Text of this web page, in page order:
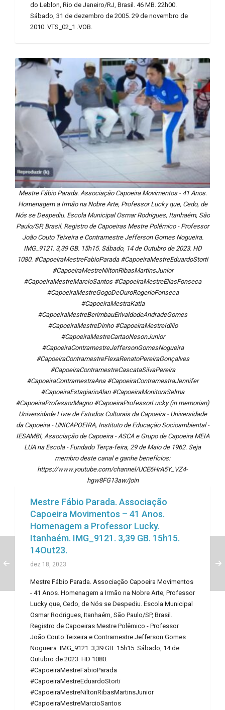
do Leblon, Rio de Janeiro/RJ, Brasil. 46 MB. 22h00.
Sábado, 31 de dezembro de 2005. 29 de novembro de
2010. VTS_02_1 .VOB.
Mestre Fábio Parada. Associação Capoeira Movimentos - 41 Anos.
Homenagem a Irmão na Nobre Arte, Professor Lucky que, Cedo, de
Nós se Despediu. Escola Municipal Osmar Rodrigues, Itanhaém, São
Paulo/SP, Brasil. Registro de Capoeiras Mestre Polêmico - Professor
João Couto Teixeira e Contramestre Jefferson Gomes Nogueira.
IMG_9121. 3,39 GB. 15h15. Sábado, 14 de Outubro de 2023. HD
1080. #CapoeiraMestreFabioParada #CapoeiraMestreEduardoStorti
#CapoeiraMestreNiltonRibasMartinsJunior
#CapoeiraMestreMarcioSantos #CapoeiraMestreEliasFonseca
#CapoeiraMestreGogoDeOuroRogerioFonseca
#CapoeiraMestraKatia
#CapoeiraMestreBerimbauErivaldodeAndradeGomes
#CapoeiraMestreDinho #CapoeiraMestreIdilio
#CapoeiraMestreCartaoNesonJunior
#CapoeiraContramestreJeffersonGomesNogueira
#CapoeiraContramestreFlexaRenatoPereiraGonçalves
#CapoeiraContramestreCascataSilvaPereira
#CapoeiraContramestraAna #CapoeiraContramestraJennifer
#CapoeiraEstagiarioAlan #CapoeiraMonitoraSelma
#CapoeiraProfessorMagno #CapoeiraProfessorLucky (in memorian)
Universidade Livre de Estudos Culturais da Capoeira - Universidade
da Capoeira - UNICAPOEIRA, Instituto de Educação Socioambiental -
IESAMBI, Associação de Capoeira - ASCA e Grupo de Capoeira MEIA
LUA na Escola - Fundado Terça-feira, 29 de Maio de 1962. Seja
membro deste canal e ganhe benefícios:
https://www.youtube.com/channel/UCE6HrA5Y_VZ4-
hgw8FG13aw/join
Mestre Fábio Parada. Associação
Capoeira Movimentos – 41 Anos.
Homenagem a Professor Lucky.
Itanhaém. IMG_9121. 3,39 GB. 15h15.
14Out23.
dez 18, 2023
Mestre Fábio Parada. Associação Capoeira Movimentos
- 41 Anos. Homenagem a Irmão na Nobre Arte, Professor
Lucky que, Cedo, de Nós se Despediu. Escola Municipal
Osmar Rodrigues, Itanhaém, São Paulo/SP, Brasil.
Registro de Capoeiras Mestre Polêmico - Professor
João Couto Teixeira e Contramestre Jefferson Gomes
Nogueira. IMG_9121. 3,39 GB. 15h15. Sábado, 14 de
Outubro de 2023. HD 1080.
#CapoeiraMestreFabioParada
#CapoeiraMestreEduardoStorti
#CapoeiraMestreNiltonRibasMartinsJunior
#CapoeiraMestreMarcioSantos